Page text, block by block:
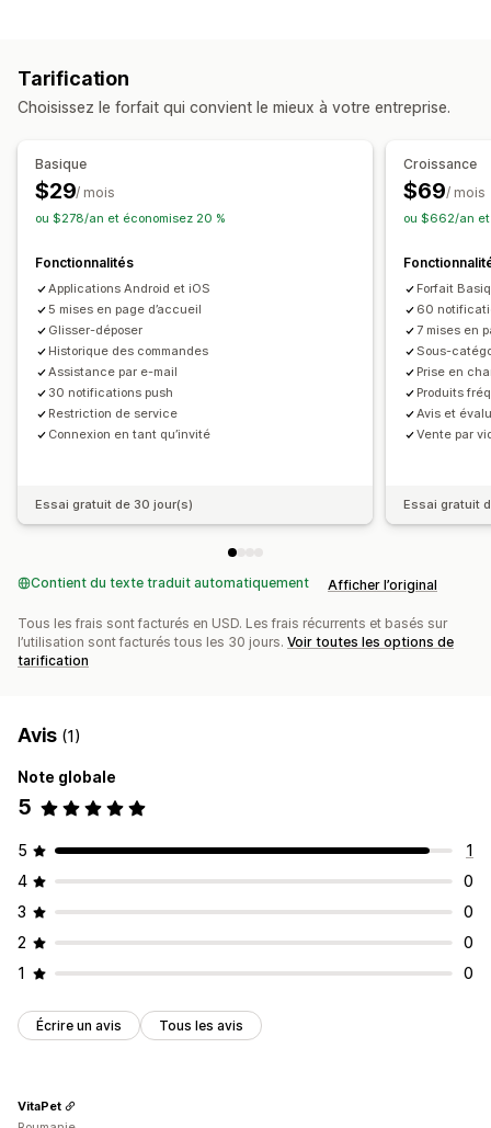
Connexion Page du panier
Éditeur avec fonction de glisser-déposer
Collections
Synchronisation en temps réel
Notifications push
Programmation
Tarification
Choisissez le forfait qui convient le mieux à votre entreprise.
Basique
$29/ mois
ou $278/an et économisez 20 %
Fonctionnalités
Applications Android et iOS
5 mises en page d’accueil
Glisser-déposer
Historique des commandes
Assistance par e-mail
30 notifications push
Restriction de service
Connexion en tant qu’invité
Essai gratuit de 30 jour(s)
Croissance
$69/ mois
ou $662/an et
Forfait
60
7 mises en
Sous-
Prise en
Produits
Avis et
Vente par
Essai gratuit
Contient du texte traduit automatiquement Afficher l’original
Tous les frais sont facturés en USD. Les frais récurrents et basés sur
l’utilisation sont facturés tous les 30 jours. Voir toutes les options de
tarification
Avis (1)
Note globale
5
5
1
4
0
3
0
2
0
1
0
Écrire un avis Tous les avis
VitaPet